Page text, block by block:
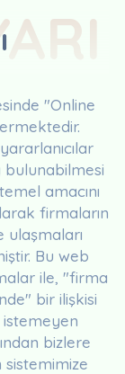
"Online
bulunabilmesi
amacını
firmaların
Bu web
ile, "firma
bir ilişkisi
bizlere
sistemimize